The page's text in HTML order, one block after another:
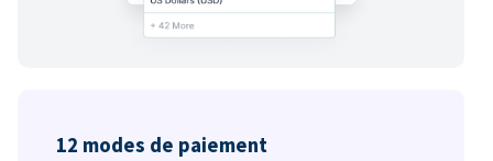
12 modes de paiement